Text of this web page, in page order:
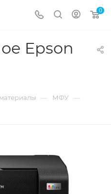
0
Epson
— МФУ —